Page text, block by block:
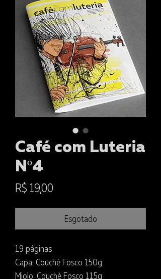
Café com Luteria
Nº4
R$ 19,00
Esgotado
19 páginas
Capa: Couchè Fosco 150g
Miolo: Couchè Fosco 115g